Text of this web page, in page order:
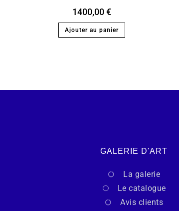
1400,00€
Ajouter au panier
GALERIE D'ART
La galerie
Le catalogue
Avis clients